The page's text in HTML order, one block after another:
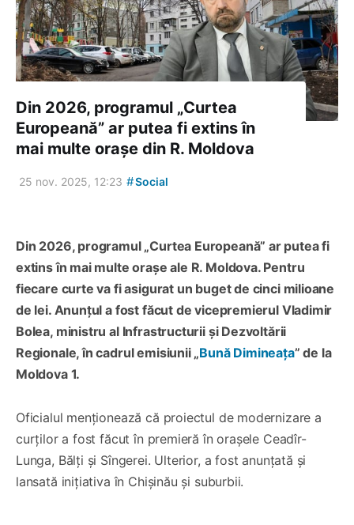
Din 2026, programul „Curtea
Europeană” ar putea fi extins în
mai multe orașe din R. Moldova
25 nov. 2025, 12:23 #Social
Din 2026, programul „Curtea Europeană” ar putea fi
extins în mai multe orașe ale R. Moldova. Pentru
fiecare curte va fi asigurat un buget de cinci milioane
de lei. Anunțul a fost făcut de vicepremierul Vladimir
Bolea, ministru al Infrastructurii și Dezvoltării
Regionale, în cadrul emisiunii „Bună Dimineața” de la
Moldova 1.
Oficialul menționează că proiectul de modernizare a
curților a fost făcut în premieră în orașele Ceadîr-
Lunga, Bălți și Sîngerei. Ulterior, a fost anunțată și
lansată inițiativa în Chișinău și suburbii.